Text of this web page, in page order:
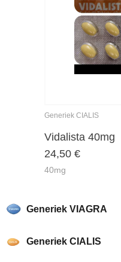
Generiek VIAGRA
Generiek CIALIS
Generiek CIALIS
Vidalista 40mg
24,50 €
40mg